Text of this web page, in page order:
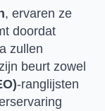
, ervaren ze
doordat
zullen
beurt zowel
-ranglijsten